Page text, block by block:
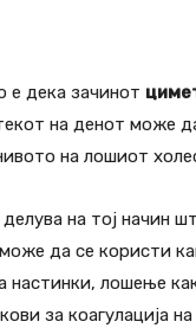
е дека зачинот
на денот може
на лошиот
делува на тој начин
да се користи
настинки, лошење
за коагулација